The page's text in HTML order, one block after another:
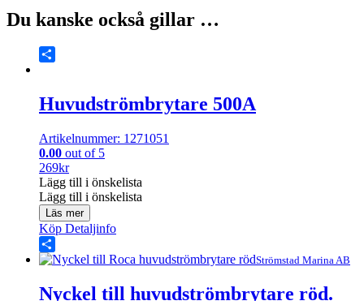
Du kanske också gillar …
Huvudströmbrytare 500A
Artikelnummer: 1271051
0.00 out of 5
269kr
Lägg till i önskelista
Lägg till i önskelista
Läs mer
Köp Detaljinfo
Share Strömstad Marina AB
Nyckel till huvudströmbrytare röd.